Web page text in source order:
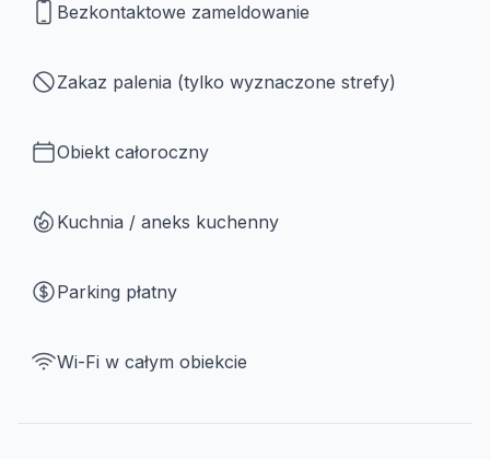
Bezkontaktowe zameldowanie
Zakaz palenia (tylko wyznaczone strefy)
Obiekt całoroczny
Kuchnia / aneks kuchenny
Parking płatny
Wi-Fi w całym obiekcie